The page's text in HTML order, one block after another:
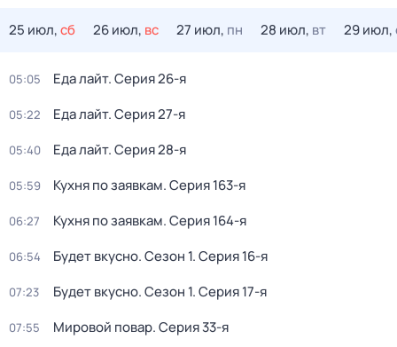
25 июл,сб 26 июл, вс 27 июл, пн 28 июл, вт 29 июл,
05:05 Еда лайт. Серия 26-я
05:22 Еда лайт. Серия 27-я
05:40 Еда лайт. Серия 28-я
05:59 Кухня по заявкам. Серия 163-я
06:27 Кухня по заявкам. Серия 164-я
06:54 Будет вкусно. Сезон 1. Серия 16-я
07:23 Будет вкусно. Сезон 1. Серия 17-я
07:55 Мировой повар. Серия 33-я